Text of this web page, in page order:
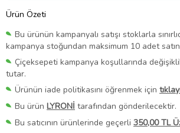
Ürün Özeti
Bu ürünün kampanyalı satışı stoklarla
kampanya stoğundan maksimum 10 adet
Çiçeksepeti kampanya koşullarında
tutar.
Ürünün iade politikasını öğrenmek için
Bu ürün LYRONİ tarafından gönderilecektir.
Bu satıcının ürünlerinde geçerli 350,00 TL